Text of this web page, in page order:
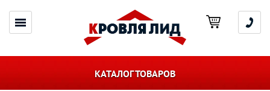
КАТАЛОГ ТОВАРОВ